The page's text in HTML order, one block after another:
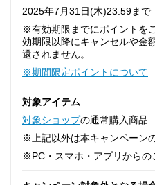
2025年7月31日(木)23:59まで
※有効期限までにポイントを
効期限以降にキャンセルや金
還されません。
※期間限定ポイントについて
対象アイテム
対象ショップの通常購入商品
※上記以外は本キャンペーン
※PC・スマホ・アプリからの